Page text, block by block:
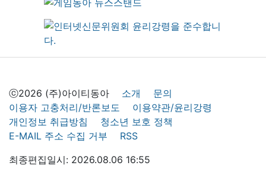
ⓒ2026 (주)아이티동아 소개
문의
이용자 고충처리/반론보도
이용약관/윤리강령
개인정보 취급방침
청소년 보호 정책
E-MAIL 주소 수집 거부
RSS
최종편집일시: 2026.08.06 16:55